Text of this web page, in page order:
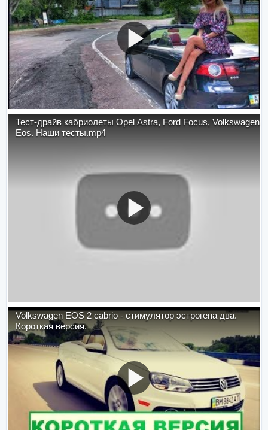
Тест-драйв кабриолеты Opel Astra, Ford Focus, Volkswagen
Eos. Наши тесты.mp4
Volkswagen EOS 2 cabrio - стимулятор эстрогена два.
Короткая версия.